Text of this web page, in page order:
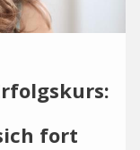
fort